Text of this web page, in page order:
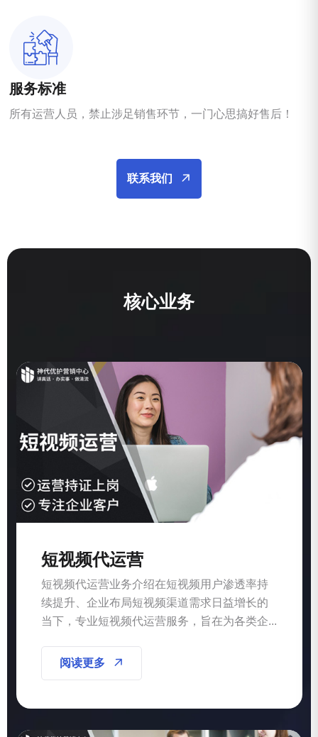
服务标准
所有运营人员，禁止涉足销售环节，一门心思搞好售后！
联系我们
核心业务
短视频代运营
短视频代运营业务介绍在短视频用户渗透率持
续提升、企业布局短视频渠道需求日益增长的
当下，专业短视频代运营服务，旨在为各类企...
阅读更多